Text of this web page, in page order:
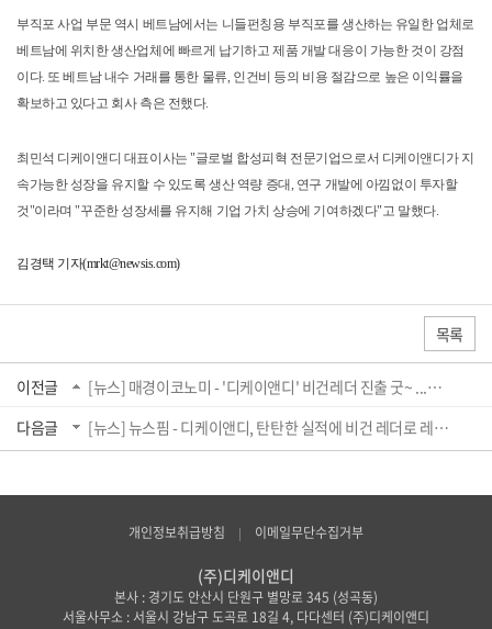
부직포 사업 부문 역시 베트남에서는 니들펀칭용 부직포를 생산하는 유일한 업체로
베트남에 위치한 생산업체에 빠르게 납기하고 제품 개발 대응이 가능한 것이 강점
이다. 또 베트남 내수 거래를 통한 물류, 인건비 등의 비용 절감으로 높은 이익률을
확보하고 있다고 회사 측은 전했다.
최민석 디케이앤디 대표이사는 "글로벌 합성피혁 전문기업으로서 디케이앤디가 지
속가능한 성장을 유지할 수 있도록 생산 역량 증대, 연구 개발에 아낌없이 투자할
것"이라며 "꾸준한 성장세를 유지해 기업 가치 상승에 기여하겠다"고 말했다.
김경택 기자(mrkt@newsis.com)
목록
이전글
[뉴스] 매경이코노미 - '디케이앤디' 비건레더 진출 굿~ ...한국IR협회 호평 보고서 ...
다음글
[뉴스] 뉴스핌 - 디케이앤디, 탄탄한 실적에 비건 레더로 레벨업
개인정보취급방침 이메일무단수집거부
(주)디케이앤디
본사 : 경기도 안산시 단원구 별망로 345 (성곡동)
서울사무소 : 서울시 강남구 도곡로 18길 4, 다다센터 (주)디케이앤디